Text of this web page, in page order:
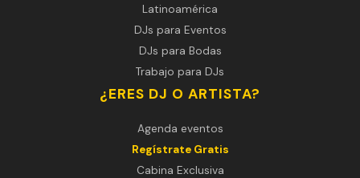
Latinoamérica
DJs para Eventos
DJs para Bodas
Trabajo para DJs
¿ERES DJ O ARTISTA?
Agenda eventos
Regístrate Gratis
Cabina Exclusiva